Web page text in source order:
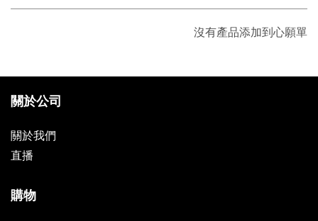
沒有產品添加到心願單
關於公司
關於我們
直播
購物